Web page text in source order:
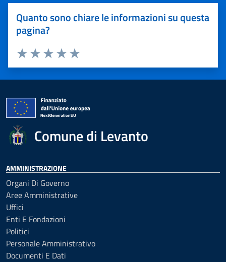
Quanto sono chiare le informazioni su questa
pagina?
Valuta 5 stelle su 5
Valuta 4 stelle su 5
Valuta 3 stelle su 5
Valuta 2 stelle su 5
Valuta 1 stelle su 5
Comune di Levanto
AMMINISTRAZIONE
Organi Di Governo
Aree Amministrative
Uffici
Enti E Fondazioni
Politici
Personale Amministrativo
Documenti E Dati